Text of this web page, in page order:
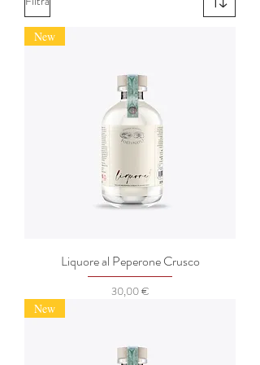
New
Liquore al Peperone Crusco
Prezzo
30,00 €
New